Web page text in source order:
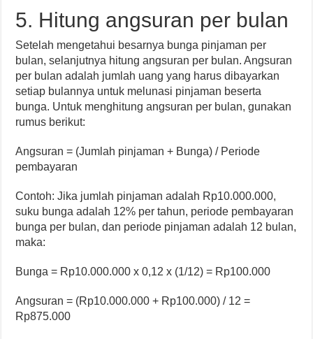
5. Hitung angsuran per bulan
Setelah mengetahui besarnya bunga pinjaman per
bulan, selanjutnya hitung angsuran per bulan. Angsuran
per bulan adalah jumlah uang yang harus dibayarkan
setiap bulannya untuk melunasi pinjaman beserta
bunga. Untuk menghitung angsuran per bulan, gunakan
rumus berikut:
Angsuran = (Jumlah pinjaman + Bunga) / Periode
pembayaran
Contoh: Jika jumlah pinjaman adalah Rp10.000.000,
suku bunga adalah 12% per tahun, periode pembayaran
bunga per bulan, dan periode pinjaman adalah 12 bulan,
maka:
Bunga = Rp10.000.000 x 0,12 x (1/12) = Rp100.000
Angsuran = (Rp10.000.000 + Rp100.000) / 12 =
Rp875.000